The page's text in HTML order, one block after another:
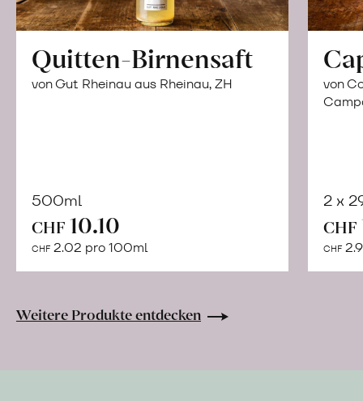
Quitten-Birnensaft
von Gut Rheinau aus Rheinau, ZH
500ml
CHF 10.10
CHF 2.02 pro 100ml
Warenkorb
von
2 x
CHF
CHF
Weitere Produkte entdecken